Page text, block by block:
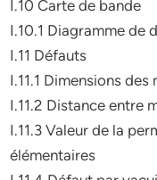
I.10 Carte de bande
I.10.1 Diagramme de
I.11 Défauts
I.11.1 Dimensions
I.11.2 Distance entre
I.11.3 Valeur de la
élémentaires